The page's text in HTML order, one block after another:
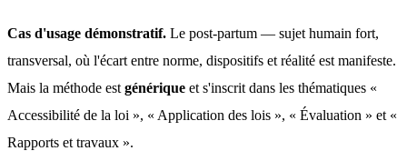
Cas d'usage démonstratif. Le post-partum — sujet humain fort,
transversal, où l'écart entre norme, dispositifs et réalité est manifeste.
Mais la méthode est générique et s'inscrit dans les thématiques «
Accessibilité de la loi », « Application des lois », « Évaluation » et «
Rapports et travaux ».